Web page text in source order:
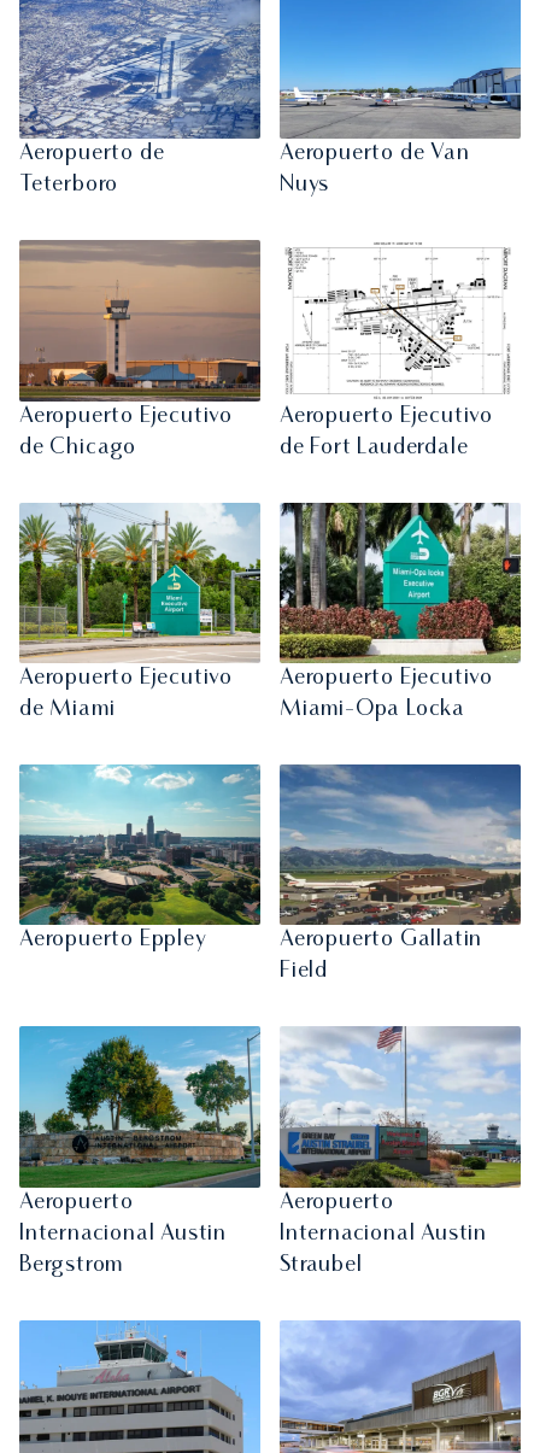
Aeropuerto de
Teterboro
Aeropuerto de Van
Nuys
Aeropuerto Ejecutivo
de Chicago
Aeropuerto Ejecutivo
de Fort Lauderdale
Aeropuerto Ejecutivo
de Miami
Aeropuerto Ejecutivo
Miami-Opa Locka
Aeropuerto Eppley
Aeropuerto Gallatin
Field
Aeropuerto
Internacional Austin
Bergstrom
Aeropuerto
Internacional Austin
Straubel